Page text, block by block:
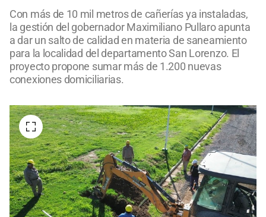
Con más de 10 mil metros de cañerías ya instaladas,
la gestión del gobernador Maximiliano Pullaro apunta
a dar un salto de calidad en materia de saneamiento
para la localidad del departamento San Lorenzo. El
proyecto propone sumar más de 1.200 nuevas
conexiones domiciliarias.